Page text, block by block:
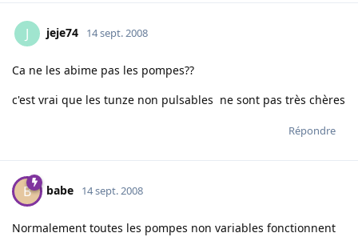
J jeje74 14 sept. 2008
Ca ne les abime pas les pompes??
c'est vrai que les tunze non pulsables ne sont pas très chères
Répondre
B babe 14 sept. 2008
Normalement toutes les pompes non variables fonctionnent